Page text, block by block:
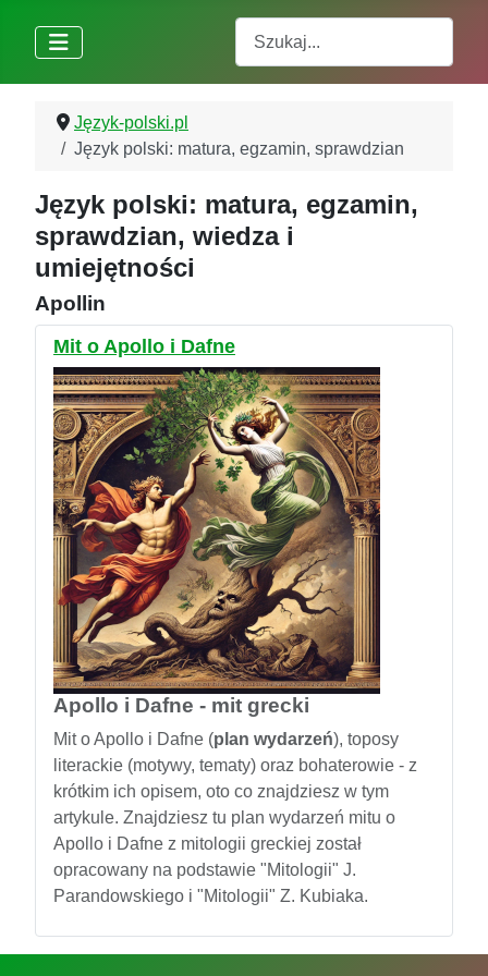
Język-polski.pl
Język polski: matura, egzamin, sprawdzian
Język polski: matura, egzamin,
sprawdzian, wiedza i
umiejętności
Apollin
Mit o Apollo i Dafne
Apollo i Dafne - mit grecki
Mit o Apollo i Dafne (plan wydarzeń), toposy
literackie (motywy, tematy) oraz bohaterowie - z
krótkim ich opisem, oto co znajdziesz w tym
artykule. Znajdziesz tu plan wydarzeń mitu o
Apollo i Dafne z mitologii greckiej został
opracowany na podstawie "Mitologii" J.
Parandowskiego i "Mitologii" Z. Kubiaka.